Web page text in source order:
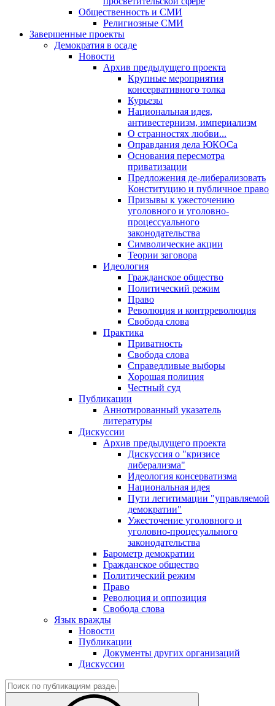
Общественность и СМИ
Религиозные СМИ
Завершенные проекты
Демократия в осаде
Новости
Архив предыдущего проекта
Крупные мероприятия
консервативного толка
Курьезы
Национальная идея,
антивестернизм, империализм
О странностях любви...
Оправдания дела ЮКОСа
Основания пересмотра
приватизации
Предложения де-либерализовать
Конституцию и публичное право
Призывы к ужесточению
уголовного и уголовно-
процессуального
законодательства
Символические акции
Теории заговора
Идеология
Гражданское общество
Политический режим
Право
Революция и контрреволюция
Свобода слова
Практика
Приватность
Свобода слова
Справедливые выборы
Хорошая полиция
Честный суд
Публикации
Аннотированный указатель
литературы
Дискуссии
Архив предыдущего проекта
Дискуссия о "кризисе
либерализма"
Идеология консерватизма
Национальная идея
Пути легитимации "управляемой
демократии"
Ужесточение уголовного и
уголовно-процесуального
законодательства
Барометр демократии
Гражданское общество
Политический режим
Право
Революция и оппозиция
Свобода слова
Язык вражды
Новости
Публикации
Документы других организаций
Дискуссии